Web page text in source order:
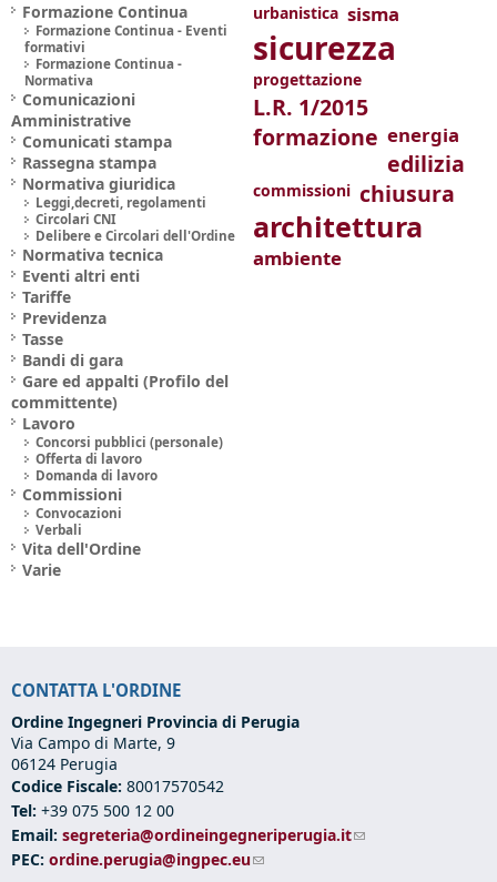
Formazione Continua
Formazione Continua - Eventi
formativi
Formazione Continua -
Normativa
Comunicazioni
Amministrative
Comunicati stampa
Rassegna stampa
Normativa giuridica
Leggi,decreti, regolamenti
Circolari CNI
Delibere e Circolari dell'Ordine
Normativa tecnica
Eventi altri enti
Tariffe
Previdenza
Tasse
Bandi di gara
Gare ed appalti (Profilo del
committente)
Lavoro
Concorsi pubblici (personale)
Offerta di lavoro
Domanda di lavoro
Commissioni
Convocazioni
Verbali
Vita dell'Ordine
Varie
urbanistica sisma
sicurezza
progettazione
L.R. 1/2015
formazione energia
edilizia
commissioni chiusura
architettura
ambiente
CONTATTA L'ORDINE
Ordine Ingegneri Provincia di Perugia
Via Campo di Marte, 9
06124 Perugia
Codice Fiscale: 80017570542
Tel: +39 075 500 12 00
Email: segreteria@ordineingegneriperugia.it(link sends e-mail)
PEC: ordine.perugia@ingpec.eu(link sends e-mail)